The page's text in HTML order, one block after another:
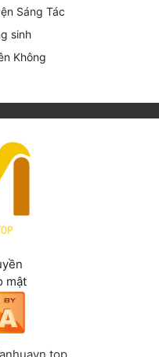
Sáng Tác
sinh
Không
mật